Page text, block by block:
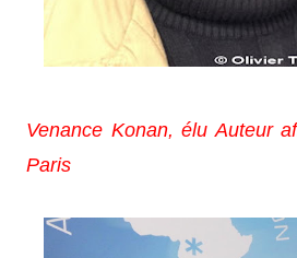
Venance Konan, élu Auteur
Paris